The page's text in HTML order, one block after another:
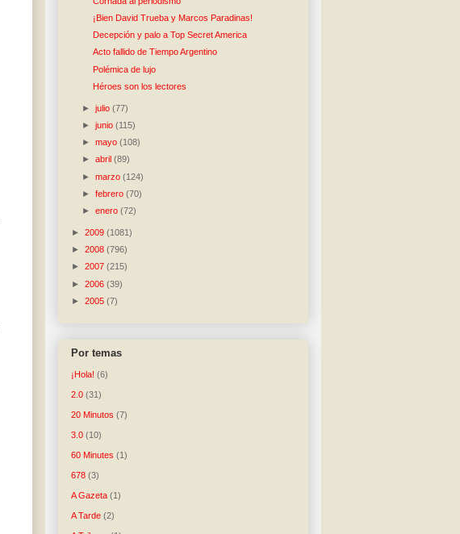
¡Bien David Trueba y Marcos Paradinas!
Decepción y palo a Top Secret America
Acto fallido de Tiempo Argentino
Polémica de lujo
Héroes son los lectores
►julio(77)
►junio(115)
►mayo(108)
►abril(89)
►marzo(124)
►febrero(70)
►enero(72)
► 2009 (1081)
► 2008 (796)
► 2007 (215)
► 2006 (39)
► 2005 (7)
Por temas
¡Hola! (6)
2.0 (31)
20 Minutos (7)
3.0 (10)
60 Minutes (1)
678 (3)
A Gazeta (1)
A Tarde (2)